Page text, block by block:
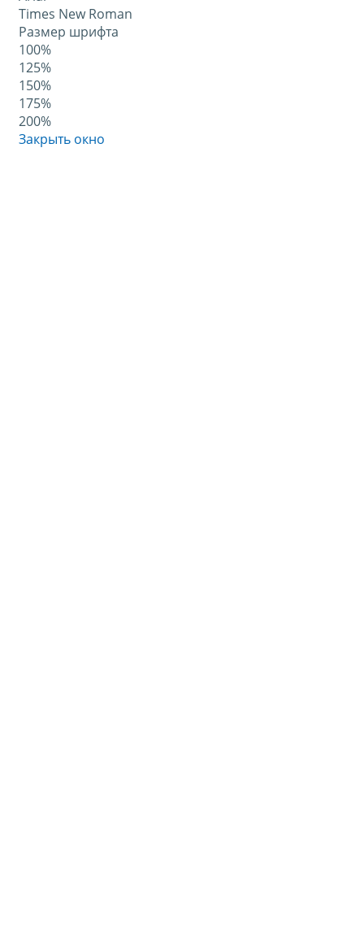
Times New Roman
Размер шрифта
100%
125%
150%
175%
200%
Закрыть окно